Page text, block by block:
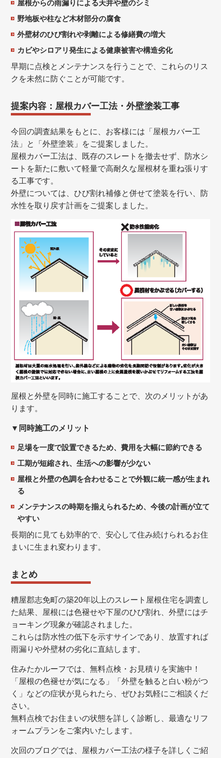
屋根からの雨漏りによる天井や壁のシミ
野地板や柱など木材部分の腐食
外壁材のひび割れや剥離による修繕費の増大
カビやシロアリ発生による健康被害や構造劣化
早期に点検とメンテナンスを行うことで、これらのリス
クを未然に防ぐことが可能です。
提案内容：屋根カバー工法・外壁塗装工事
今回の調査結果をもとに、お客様には「屋根カバー工
法」と「外壁塗装」をご提案しました。
屋根カバー工法は、既存のスレートを撤去せず、防水シ
ートを新たに敷いて軽量で高耐久な屋根材を重ね張りす
る工事です。
外壁については、ひび割れ補修と併せて塗装を行い、防
水性を取り戻す計画をご提案しました。
屋根と外壁を同時に施工することで、次のメリットがあ
ります。
▼同時施工のメリット
足場を一度で設置できるため、費用を大幅に節約できる
工期が短縮され、生活への影響が少ない
屋根と外壁の色調を合わせることで外観に統一感が生まれ
る
メンテナンスの時期を揃えられるため、今後の計画が立て
やすい
長期的に見ても効率的で、安心して住み続けられるお住
まいに生まれ変わります。
まとめ
糟屋郡志免町の築20年以上のスレート屋根住宅を調査し
た結果、屋根には色褪せや下屋のひび割れ、外壁にはチ
ョーキング現象が確認されました。
これらは防水性の低下を示すサインであり、放置すれば
雨漏りや外壁材の劣化に直結します。
住みたかルーフでは、無料点検・お見積りを実施中！
「屋根の色褪せが気になる」「外壁を触ると白い粉がつ
く」などの症状が見られたら、ぜひお気軽にご相談くだ
さい。
無料点検でお住まいの状態を詳しく診断し、最適なリフ
ォームプランをご案内いたします。
次回のブログでは、屋根カバー工法の様子を詳しくご紹